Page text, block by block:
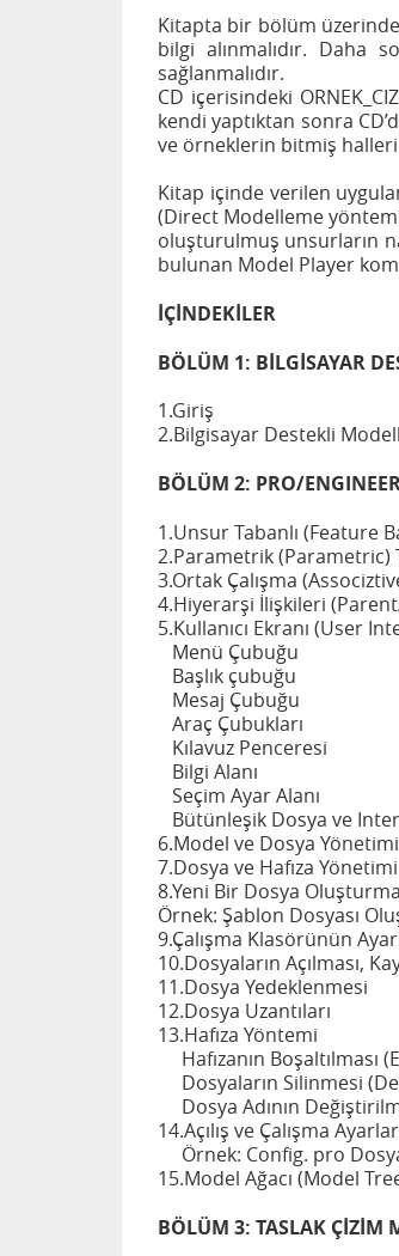
Kitapta bir bölüm
bilgi alınmalıdır. Daha
sağlanmalıdır.
CD içerisindeki
kendi yaptıktan sonra
ve örneklerin bitmiş
Kitap içinde verilen
(Direct Modelleme
oluşturulmuş unsurların
bulunan Model Player
İÇİNDEKİLER
BÖLÜM 1: BİLGİSAYAR
1.Giriş
2.Bilgisayar Destekli
BÖLÜM 2: PRO/
1.Unsur Tabanlı (Feature
2.Parametrik (Parametric)
3.Ortak Çalışma
4.Hiyerarşi İlişkileri
5.Kullanıcı Ekranı (User
Menü Çubuğu
Başlık çubuğu
Mesaj Çubuğu
Araç Çubukları
Kılavuz Penceresi
Bilgi Alanı
Seçim Ayar Alanı
Bütünleşik Dosya ve
6.Model ve Dosya Yönetimi
7.Dosya ve Hafıza Yönetimi
8.Yeni Bir Dosya Oluşturma
Örnek: Şablon Dosyası
9.Çalışma Klasörünün
10.Dosyaların Açılması,
11.Dosya Yedeklenmesi
12.Dosya Uzantıları
13.Hafıza Yöntemi
Hafızanın Boşaltılması
Dosyaların Silinmesi
Dosya Adının
14.Açılış ve Çalışma
Örnek: Config. pro
15.Model Ağacı (Model
BÖLÜM 3: TASLAK ÇİZİM